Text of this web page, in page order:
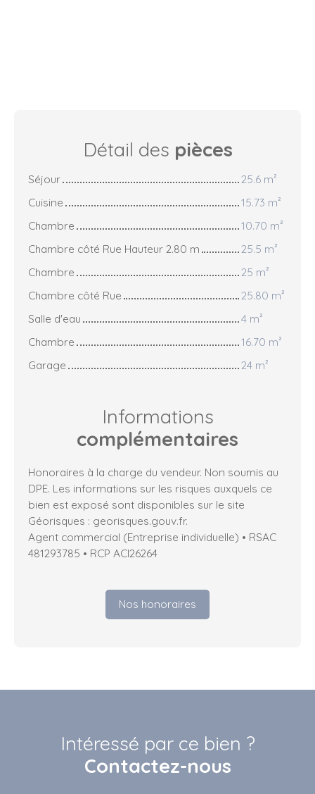
Détail des pièces
Séjour
25.6 m²
Cuisine
15.73 m²
Chambre
10.70 m²
Chambre côté Rue Hauteur 2.80 m
25.5 m²
Chambre
25 m²
Chambre côté Rue
25.80 m²
Salle d'eau
4 m²
Chambre
16.70 m²
Garage
24 m²
Informations
complémentaires
Honoraires à la charge du vendeur. Non soumis au
DPE. Les informations sur les risques auxquels ce
bien est exposé sont disponibles sur le site
Géorisques : georisques.gouv.fr.
Agent commercial (Entreprise individuelle) • RSAC
481293785 • RCP ACI26264
Nos honoraires
Intéressé par ce bien ?
Contactez-nous